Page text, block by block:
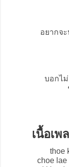
อยากจ
บอกไ
เนื้อเพ
thoe
choe lae